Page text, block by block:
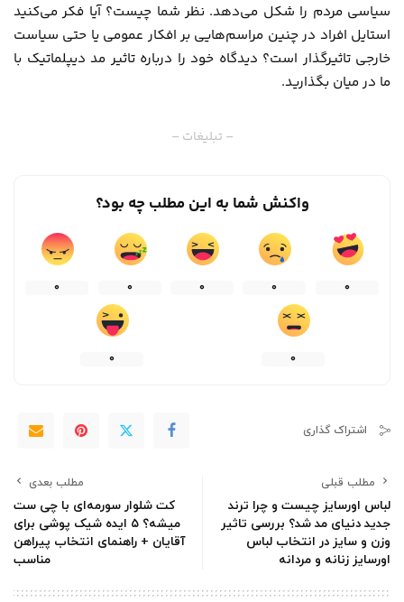
سیاسی مردم را شکل می‌دهد. نظر شما چیست؟ آیا فکر می‌کنید
استایل افراد در چنین مراسم‌هایی بر افکار عمومی یا حتی سیاست
خارجی تاثیرگذار است؟ دیدگاه خود را درباره تاثیر مد دیپلماتیک با
ما در میان بگذارید.
– تبلیغات –
واکنش شما به این مطلب چه بود؟
0
0
0
0
0
0
0
اشتراک گذاری
مطلب قبلی
لباس اورسایز چیست و چرا ترند
جدید دنیای مد شد؟ بررسی تاثیر
وزن و سایز در انتخاب لباس
اورسایز زنانه و مردانه
مطلب بعدی
کت شلوار سورمه‌ای با چی ست
میشه؟ ۵ ایده شیک پوشی برای
آقایان + راهنمای انتخاب پیراهن
مناسب